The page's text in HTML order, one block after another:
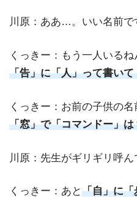
川原：ああ…。いい名前で
くっきー：もう一人いる
「告」に「人」って書い
くっきー：お前の子供の名
「窓」で「コマンドー」は
川原：先生がギリギリ呼ん
くっきー：あと「自」に「